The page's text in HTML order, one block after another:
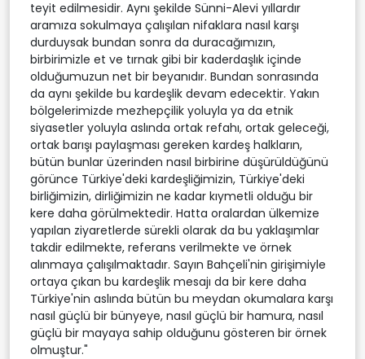
teyit edilmesidir. Aynı şekilde Sünni-Alevi yıllardır
aramıza sokulmaya çalışılan nifaklara nasıl karşı
durduysak bundan sonra da duracağımızın,
birbirimizle et ve tırnak gibi bir kaderdaşlık içinde
olduğumuzun net bir beyanıdır. Bundan sonrasında
da aynı şekilde bu kardeşlik devam edecektir. Yakın
bölgelerimizde mezhepçilik yoluyla ya da etnik
siyasetler yoluyla aslında ortak refahı, ortak geleceği,
ortak barışı paylaşması gereken kardeş halkların,
bütün bunlar üzerinden nasıl birbirine düşürüldüğünü
görünce Türkiye'deki kardeşliğimizin, Türkiye'deki
birliğimizin, dirliğimizin ne kadar kıymetli olduğu bir
kere daha görülmektedir. Hatta oralardan ülkemize
yapılan ziyaretlerde sürekli olarak da bu yaklaşımlar
takdir edilmekte, referans verilmekte ve örnek
alınmaya çalışılmaktadır. Sayın Bahçeli'nin girişimiyle
ortaya çıkan bu kardeşlik mesajı da bir kere daha
Türkiye'nin aslında bütün bu meydan okumalara karşı
nasıl güçlü bir bünyeye, nasıl güçlü bir hamura, nasıl
güçlü bir mayaya sahip olduğunu gösteren bir örnek
olmuştur."